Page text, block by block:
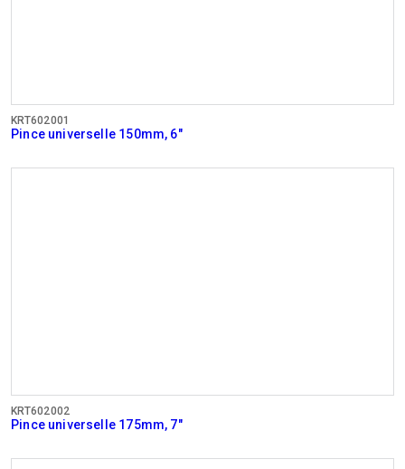
KRT602001
Pince universelle 150mm, 6"
KRT602002
Pince universelle 175mm, 7"